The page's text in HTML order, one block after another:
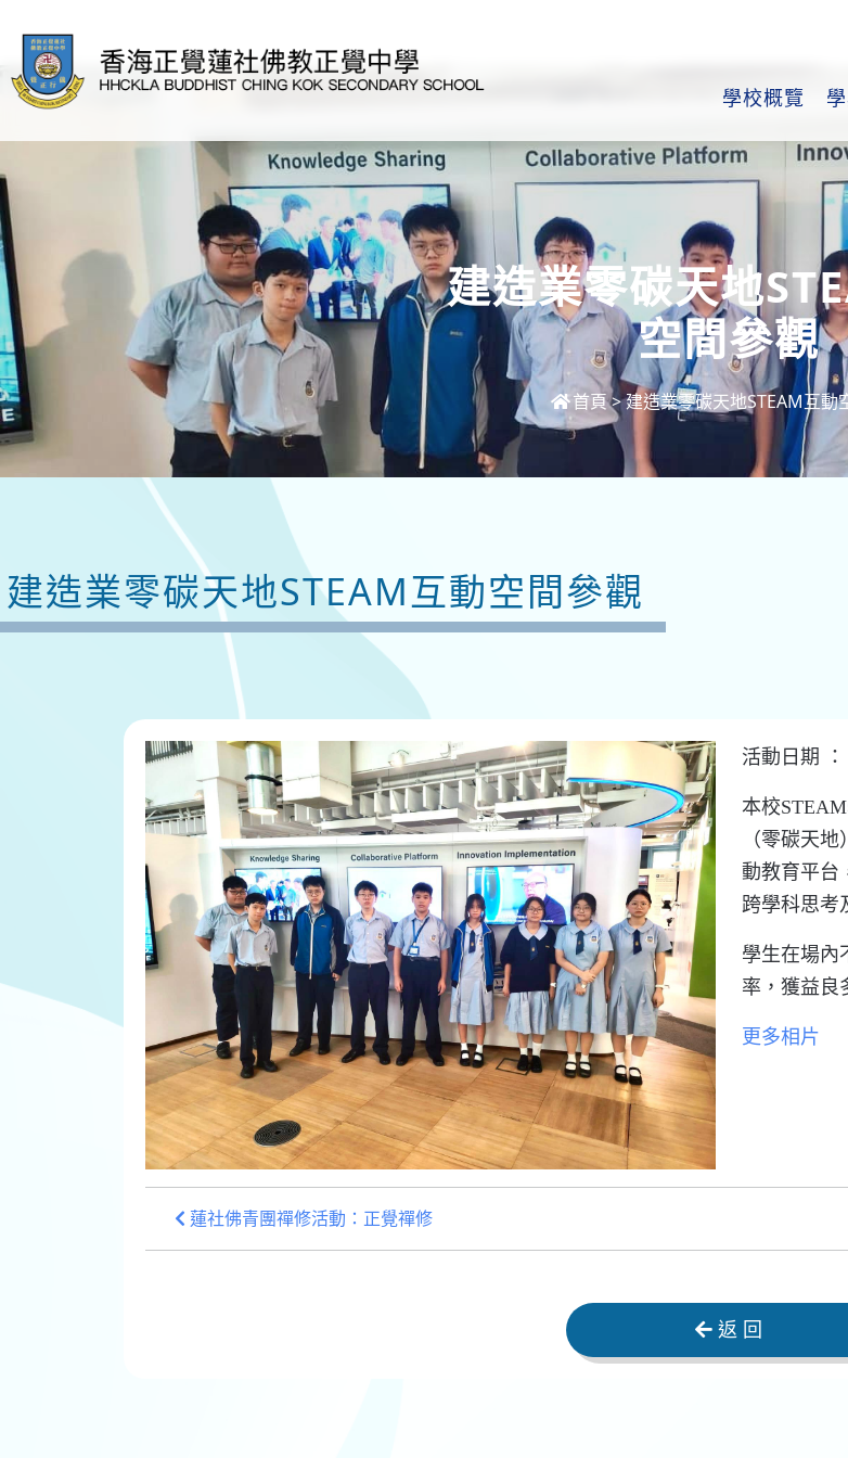
學校概覽
建造業零碳天地
空間參觀
首頁>建造業零碳天地STEAM互動
建造業零碳天地STEAM互動空間參觀
活動日期 ：
本校
（零碳天
動教育平台
跨學科思考
學生在場內
率，獲益良
更多相片
蓮社佛青團禪修活動：正覺禪修
返 回